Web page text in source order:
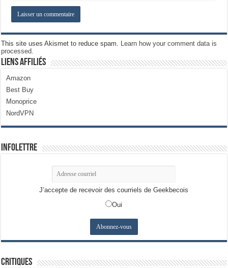
This site uses Akismet to reduce spam. Learn how your comment data is
processed.
Liens Affiliés
Amazon
Best Buy
Monoprice
NordVPN
Infolettre
J’accepte de recevoir des courriels de Geekbecois
Oui
Critiques